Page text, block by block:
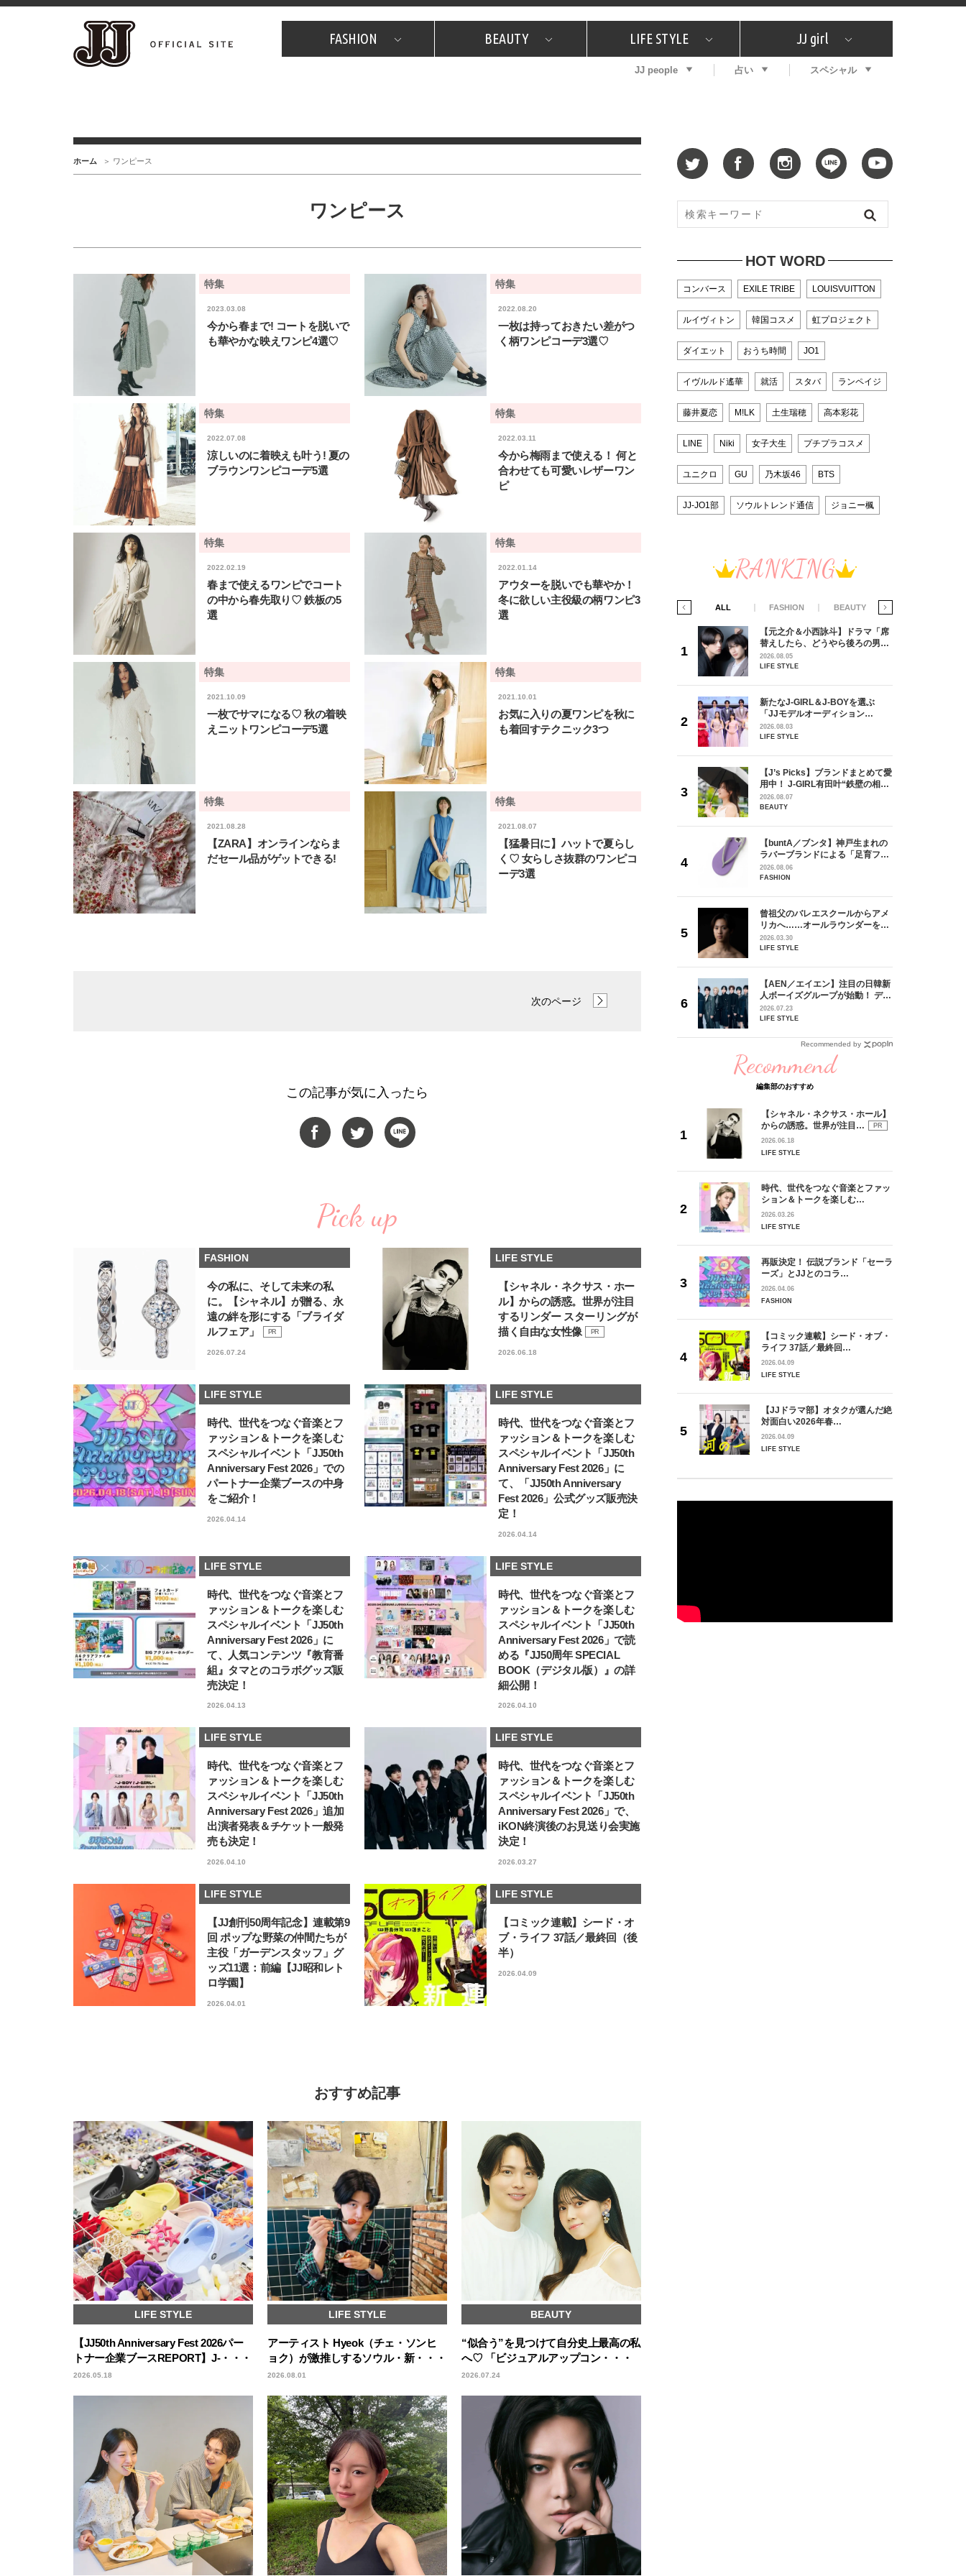
FASHION
JJスタッフの"それどこの"？ プチプラ プレゼント
BEAUTY
コスメ全部試してみた What's NEW？ 特集
LIFE STYLE
JJグルメガイド エンタメ プレゼント
恋愛
JJ girl
特集 おしゃラン！
JJ people 占い スペシャル
ホーム ワンピース
ワンピース
特集
2023.03.08
今から春まで! コートを脱いで
も華やかな映えワンピ4選♡
特集
2022.08.20
一枚は持っておきたい差がつ
く柄ワンピコーデ3選♡
特集
2022.07.08
涼しいのに着映えも叶う! 夏の
ブラウンワンピコーデ5選
特集
2022.03.11
今から梅雨まで使える！ 何と
合わせても可愛いレザーワン
ピ
特集
2022.02.19
春まで使えるワンピでコート
の中から春先取り♡ 鉄板の5
選
特集
2022.01.14
アウターを脱いでも華やか！
冬に欲しい主役級の柄ワンピ3
選
特集
2021.10.09
一枚でサマになる♡ 秋の着映
えニットワンピコーデ5選
特集
2021.10.01
お気に入りの夏ワンピを秋に
も着回すテクニック3つ
特集
2021.08.28
【ZARA】オンラインならま
だセール品がゲットできる!
特集
2021.08.07
【猛暑日に】ハットで夏らし
く♡ 女らしさ抜群のワンピコ
ーデ3選
次のページ
この記事が気に入ったら
Pick up
FASHION
今の私に、そして未来の私
に。【シャネル】が贈る、永
遠の絆を形にする「ブライダ
ルフェア」
PR
2026.07.24
LIFE STYLE
【シャネル・ネクサス・ホー
ル】からの誘惑。世界が注目
するリンダー スターリングが
描く自由な女性像
PR
2026.06.18
LIFE STYLE
時代、世代をつなぐ音楽とフ
ァッション＆トークを楽しむ
スペシャルイベント「JJ50th
Anniversary Fest 2026」での
パートナー企業ブースの中身
をご紹介！
2026.04.14
LIFE STYLE
時代、世代をつなぐ音楽とフ
ァッション＆トークを楽しむ
スペシャルイベント「JJ50th
Anniversary Fest 2026」に
て、「JJ50th Anniversary
Fest 2026」公式グッズ販売決
定！
2026.04.14
LIFE STYLE
時代、世代をつなぐ音楽とフ
ァッション＆トークを楽しむ
スペシャルイベント「JJ50th
Anniversary Fest 2026」に
て、人気コンテンツ『教育番
組』タマとのコラボグッズ販
売決定！
2026.04.13
LIFE STYLE
時代、世代をつなぐ音楽とフ
ァッション＆トークを楽しむ
スペシャルイベント「JJ50th
Anniversary Fest 2026」で読
める『JJ50周年 SPECIAL
BOOK（デジタル版）』の詳
細公開！
2026.04.10
LIFE STYLE
時代、世代をつなぐ音楽とフ
ァッション＆トークを楽しむ
スペシャルイベント「JJ50th
Anniversary Fest 2026」追加
出演者発表＆チケット一般発
売も決定！
2026.04.10
LIFE STYLE
時代、世代をつなぐ音楽とフ
ァッション＆トークを楽しむ
スペシャルイベント「JJ50th
Anniversary Fest 2026」で、
iKON終演後のお見送り会実施
決定！
2026.03.27
LIFE STYLE
【JJ創刊50周年記念】連載第9
回 ポップな野菜の仲間たちが
主役「ガーデンスタッフ」グ
ッズ11選：前編【JJ昭和レト
ロ学園】
2026.04.01
LIFE STYLE
【コミック連載】シード・オ
ブ・ライフ 37話／最終回（後
半）
2026.04.09
おすすめ記事
LIFE STYLE
【JJ50th Anniversary Fest 2026パー
トナー企業ブースREPORT】J-・・・
2026.05.18
LIFE STYLE
アーティスト Hyeok（チェ・ソンヒ
ョク）が激推しするソウル・新・・・
2026.08.01
BEAUTY
“似合う”を見つけて自分史上最高の私
へ♡ 「ビジュアルアップコン・・・
2026.07.24
HOT WORD
コンバース EXILE TRIBE LOUISVUITTON
ルイヴィトン 韓国コスメ 虹プロジェクト
ダイエット おうち時間 JO1
イヴルルド遙華 就活 スタバ ランペイジ
藤井夏恋 M!LK 土生瑞穂 高本彩花
LINE Niki 女子大生 プチプラコスメ
ユニクロ GU 乃木坂46 BTS
JJ-JO1部 ソウルトレンド通信 ジョニー楓
RANKING
BEAUTY ALL FASHION BEAUTY
【J’s Picks】ブランドまとめて愛
用中！ J-GIRL有田叶“鉄壁の相
棒”〈ビューティ＆ファッション
【JJ専属モデルの素顔】ビューテ
ィ大好き！ 松川 星のお気に入り
【J’s Picks】悲しい経験でたどり
着いた…J-BOY三上龍の手放せな
い“オールインワン”アイテム〈ビ
ューティ＆ファッション夏の必需
【注目アーティストRainy。っ
て？】自称“コスメオタク見習
い”のポーチの中身、拝見しま
【J’s Picks】J-GIRL早坂萌香の
「JJモデルオーディション
2027」が募集開始！ 予選ブロッ
クは候補生の“魅力”を重視した
2026.08.03
LIFE STYLE
【AEN／エイエン】注目の日韓新
人ボーイズグループが始動！ デビ
ュー目前のフレッシュな面々を独
aoen（アオエン）】自身がアーテ
ィストを目指すきかっけとなった
2025.10.20
【元之介＆小西詠斗】ドラマ「席
替えしたら、どうやら後ろの男が
どうやら俺のこと好きらしい」放
送記念インタビュー♡ 「自然と詠
2026.08.05
LIFE STYLE
新たなJ-GIRL＆J-BOYを選ぶ
「JJモデルオーディション
2027」が募集開始！ 予選ブロッ
クは候補生の“魅力”を重視した
2026.08.03
LIFE STYLE
【J’s Picks】ブランドまとめて愛
用中！ J-GIRL有田叶“鉄壁の相
棒”〈ビューティ＆ファッション
夏の必需品〉
2026.08.07
BEAUTY
【buntA／ブンタ】神戸生まれの
ラバーブランドによる「足育フッ
トウェア」。伊勢丹新宿店でPOP-
UP開催中！
2026.08.06
FASHION
曾祖父のバレエスクールからアメ
リカへ……オールラウンダーを目
指すダンサーは踊ることが好きす
ぎる【王子様の推しドコロ】
2026.03.30
LIFE STYLE
【AEN／エイエン】注目の日韓新
人ボーイズグループが始動！ デビ
ュー目前のフレッシュな面々を独
占インタビュー。7人の魅力に迫
2026.07.23
LIFE STYLE
Recommended by
Recommend
編集部のおすすめ
【シャネル・ネクサス・ホール】
からの誘惑。世界が注目…
PR
2026.06.18
LIFE STYLE
時代、世代をつなぐ音楽とファッ
ション＆トークを楽しむ…
2026.03.26
LIFE STYLE
再販決定！ 伝説ブランド「セーラ
ーズ」とJJとのコラ…
2026.04.06
FASHION
【コミック連載】シード・オブ・
ライフ 37話／最終回…
2026.04.09
LIFE STYLE
【JJドラマ部】オタクが選んだ絶
対面白い2026年春…
2026.04.09
LIFE STYLE